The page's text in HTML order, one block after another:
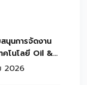
นุนการจัดงาน
คโนโลยี Oil &
ครั้งที่ 11
2026